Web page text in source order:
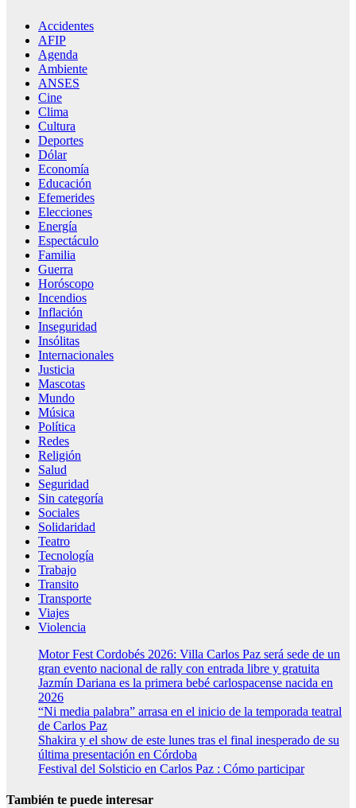
Accidentes
AFIP
Agenda
Ambiente
ANSES
Cine
Clima
Cultura
Deportes
Dólar
Economía
Educación
Efemerides
Elecciones
Energía
Espectáculo
Familia
Guerra
Horóscopo
Incendios
Inflación
Inseguridad
Insólitas
Internacionales
Justicia
Mascotas
Mundo
Música
Política
Redes
Religión
Salud
Seguridad
Sin categoría
Sociales
Solidaridad
Teatro
Tecnología
Trabajo
Transito
Transporte
Viajes
Violencia
Motor Fest Cordobés 2026: Villa Carlos Paz será sede de un
gran evento nacional de rally con entrada libre y gratuita
Jazmín Dariana es la primera bebé carlospacense nacida en
2026
“Ni media palabra” arrasa en el inicio de la temporada teatral
de Carlos Paz
Shakira y el show de este lunes tras el final inesperado de su
última presentación en Córdoba
Festival del Solsticio en Carlos Paz : Cómo participar
También te puede interesar